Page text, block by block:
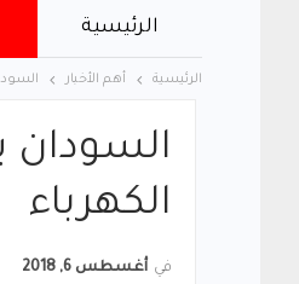
الرئيسية
الرئيسية أهم الأخبار
السودان
الكهرباء
في أغسطس 6, 2018